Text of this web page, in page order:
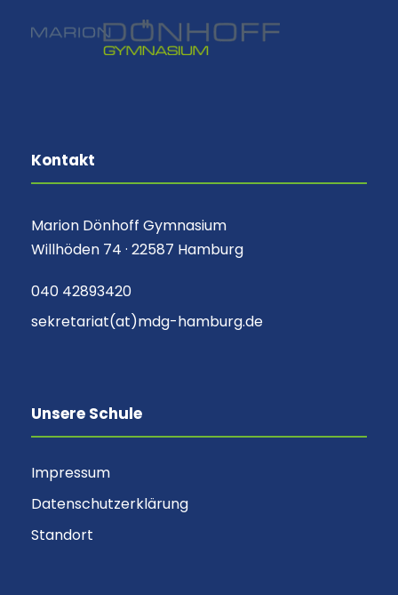
Kontakt
Marion Dönhoff Gymnasium
Willhöden 74 · 22587 Hamburg
040 42893420
sekretariat(at)mdg-hamburg.de
Unsere Schule
Impressum
Datenschutzerklärung
Standort